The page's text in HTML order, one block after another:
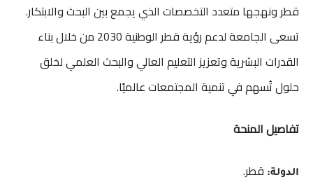
قطر ونهجها متعدد التخصصات الذي يجمع بين البحث والابتكار.
تسعى الجامعة لدعم رؤية قطر الوطنية 2030 من خلال بناء
القدرات البشرية وتعزيز التعليم العالي والبحث العلمي لخلق
حلول تُسهم في تنمية المجتمعات عالميًا.
تفاصيل المنحة
الدولة: قطر.